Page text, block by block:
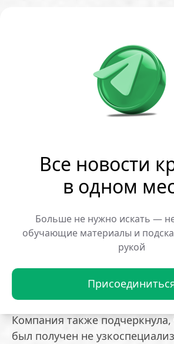
Все новости
в одном
Больше не нужно искать —
обучающие материалы и
рукой
Примечательно, что
теории чисел. Вместо
гауссовых целых чисел вида z
b — целые числа, модель
более сложные числовые поля
симметриями. В доказательстве
теорема Голода–Шафаревича.
специалистов по теории
знакомы, но их связь с
геометрической задачей
неожиданной.
В OpenAI заявили, что
проверено группой внешних
Компания также подчеркнула,
был получен не